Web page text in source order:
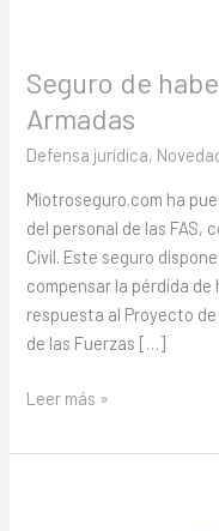
Seguro de
Armadas
Defensa jurídica,
Miotroseguro.com ha
del personal de las FAS,
Civil. Este seguro
compensar la pérdida de
respuesta al Proyecto
de las Fuerzas […]
Seguro
de
haberes
para
las
Fuerzas
Armadas
Leer más »